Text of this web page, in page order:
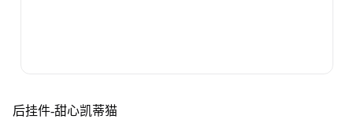
后挂件-甜心凯蒂猫